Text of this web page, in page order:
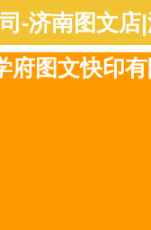
-济南图文店
府图文快印